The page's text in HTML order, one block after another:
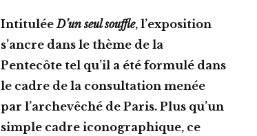
IntituléeD’un seul souffle, l’exposition
s’ancre dans le thème de la
Pentecôte tel qu’il a été formulé dans
le cadre de la consultation menée
par l’archevêché de Paris. Plus qu’un
simple cadre iconographique, ce